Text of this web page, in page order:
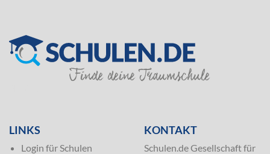
LINKS
Login für Schulen
KONTAKT
Schulen.de Gesellschaft für